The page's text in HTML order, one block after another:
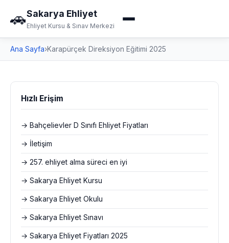
🚗Sakarya Ehliyet
Ehliyet Kursu & Sınav Merkezi
Ana Sayfa›Karapürçek Direksiyon Eğitimi 2025
Hızlı Erişim
→ Bahçelievler D Sınıfı Ehliyet Fiyatları
→ İletişim
→ 257. ehliyet alma süreci en iyi
→ Sakarya Ehliyet Kursu
→ Sakarya Ehliyet Okulu
→ Sakarya Ehliyet Sınavı
→ Sakarya Ehliyet Fiyatları 2025